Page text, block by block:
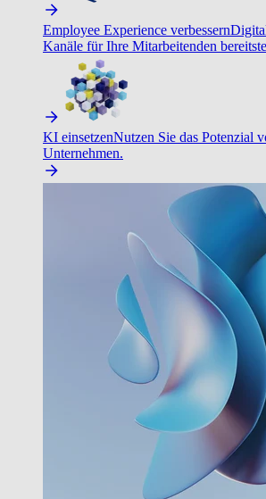
Employee Experience verbessern
Kanäle für Ihre Mitarbeitenden
KI einsetzenNutzen Sie das Potenzial
Unternehmen.